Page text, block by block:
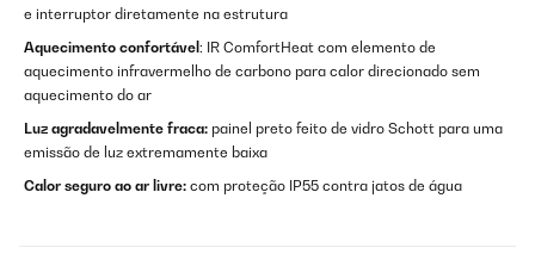
e interruptor diretamente na estrutura
Aquecimento confortável : IR ComfortHeat com elemento de
aquecimento infravermelho de carbono para calor direcionado sem
aquecimento do ar
Luz agradavelmente fraca: painel preto feito de vidro Schott para uma
emissão de luz extremamente baixa
Calor seguro ao ar livre: com proteção IP55 contra jatos de água